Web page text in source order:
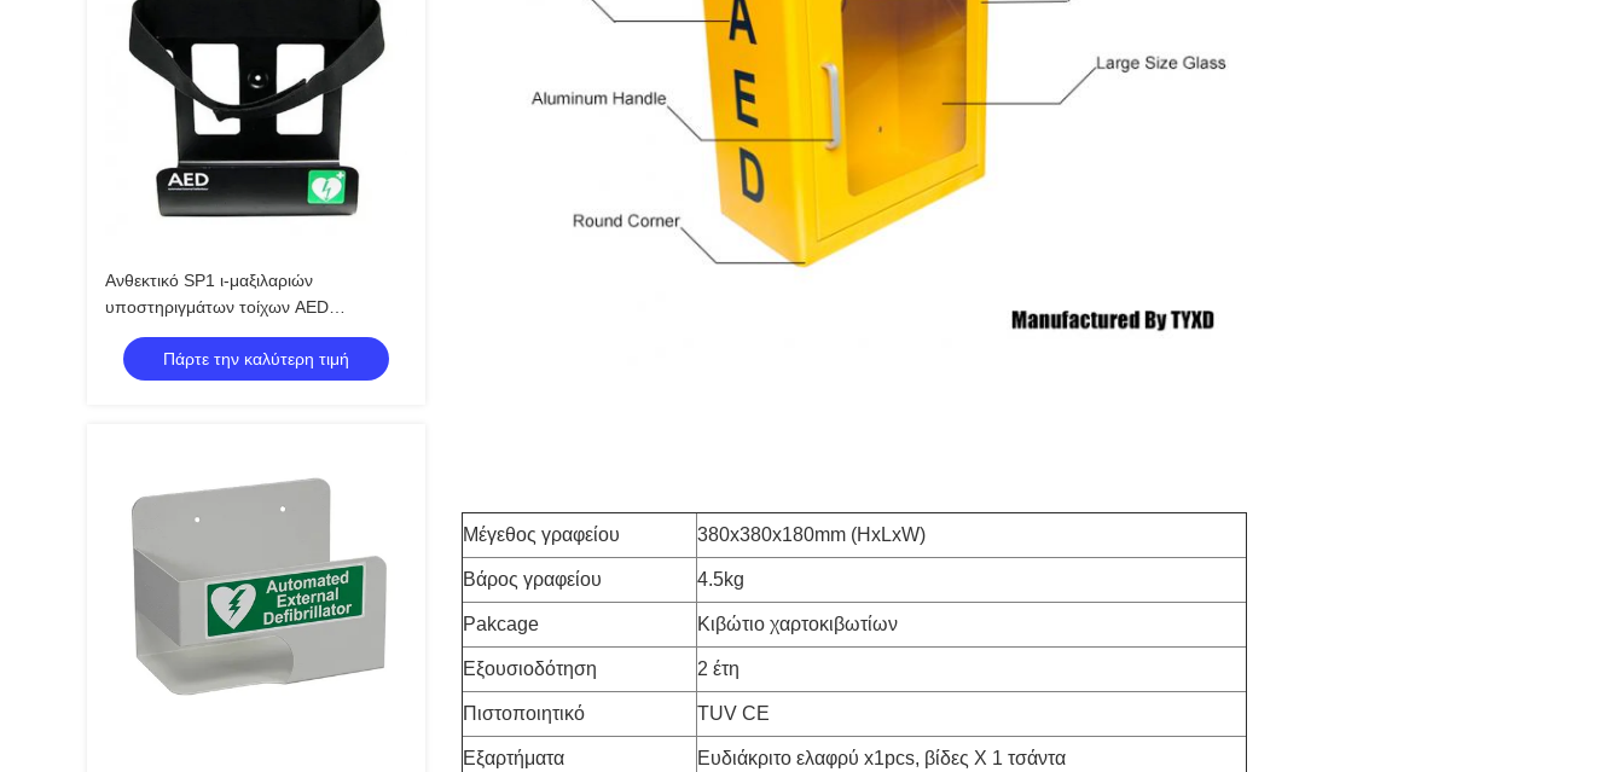
Ανθεκτικό SP1 ι-μαξιλαριών
υποστηριγμάτων τοίχων AED
Defibrillator συμβατό CE
πιστοποιημένοΠάρτε την καλύτερη τιμή
Μέγεθος γραφείου 380x380x180mm (HxLxW)
Βάρος γραφείου 4.5kg
Pakcage Κιβώτιο χαρτοκιβωτίων
Εξουσιοδότηση 2 έτη
Πιστοποιητικό TUV CE
Εξαρτήματα Ευδιάκριτο ελαφρύ x1pcs, βίδες Χ 1 τσάντα